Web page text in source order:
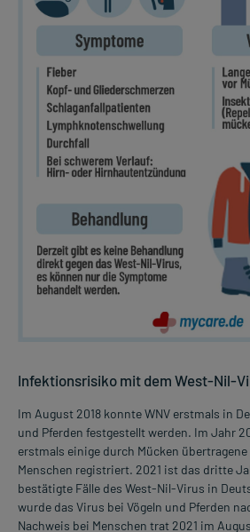
Infektionsrisiko mit dem West-Nil-
Im August 2018 konnte WNV erstmals in
und Pferden festgestellt werden. Im Jahr
erstmals einige durch Mücken
Menschen registriert. 2021 ist das dritte
bestätigte Fälle des West-Nil-Virus in
wurde das Virus bei Vögeln und Pferden
Nachweis bei Menschen trat 2021 im